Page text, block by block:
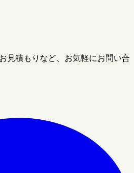
見積もりなど、お気軽にお問い合